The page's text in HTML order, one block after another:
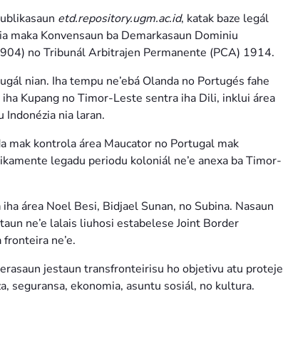
etd.repository.ugm.ac.id, katak baze legál
Konvensaun ba Demarkasaun Dominiu
no Tribunál Arbitrajen Permanente (PCA) 1914.
nian. Iha tempu ne’ebá Olanda no Portugés fahe
Kupang no Timor-Leste sentra iha Dili, inklui área
Indonézia nia laran.
mak kontrola área Maucator no Portugal mak
legadu periodu koloniál ne’e anexa ba Timor-
área Noel Besi, Bidjael Sunan, no Subina. Nasaun
ne’e lalais liuhosi estabelese Joint Border
ne’e.
jestaun transfronteirisu ho objetivu atu proteje
seguransa, ekonomia, asuntu sosiál, no kultura.